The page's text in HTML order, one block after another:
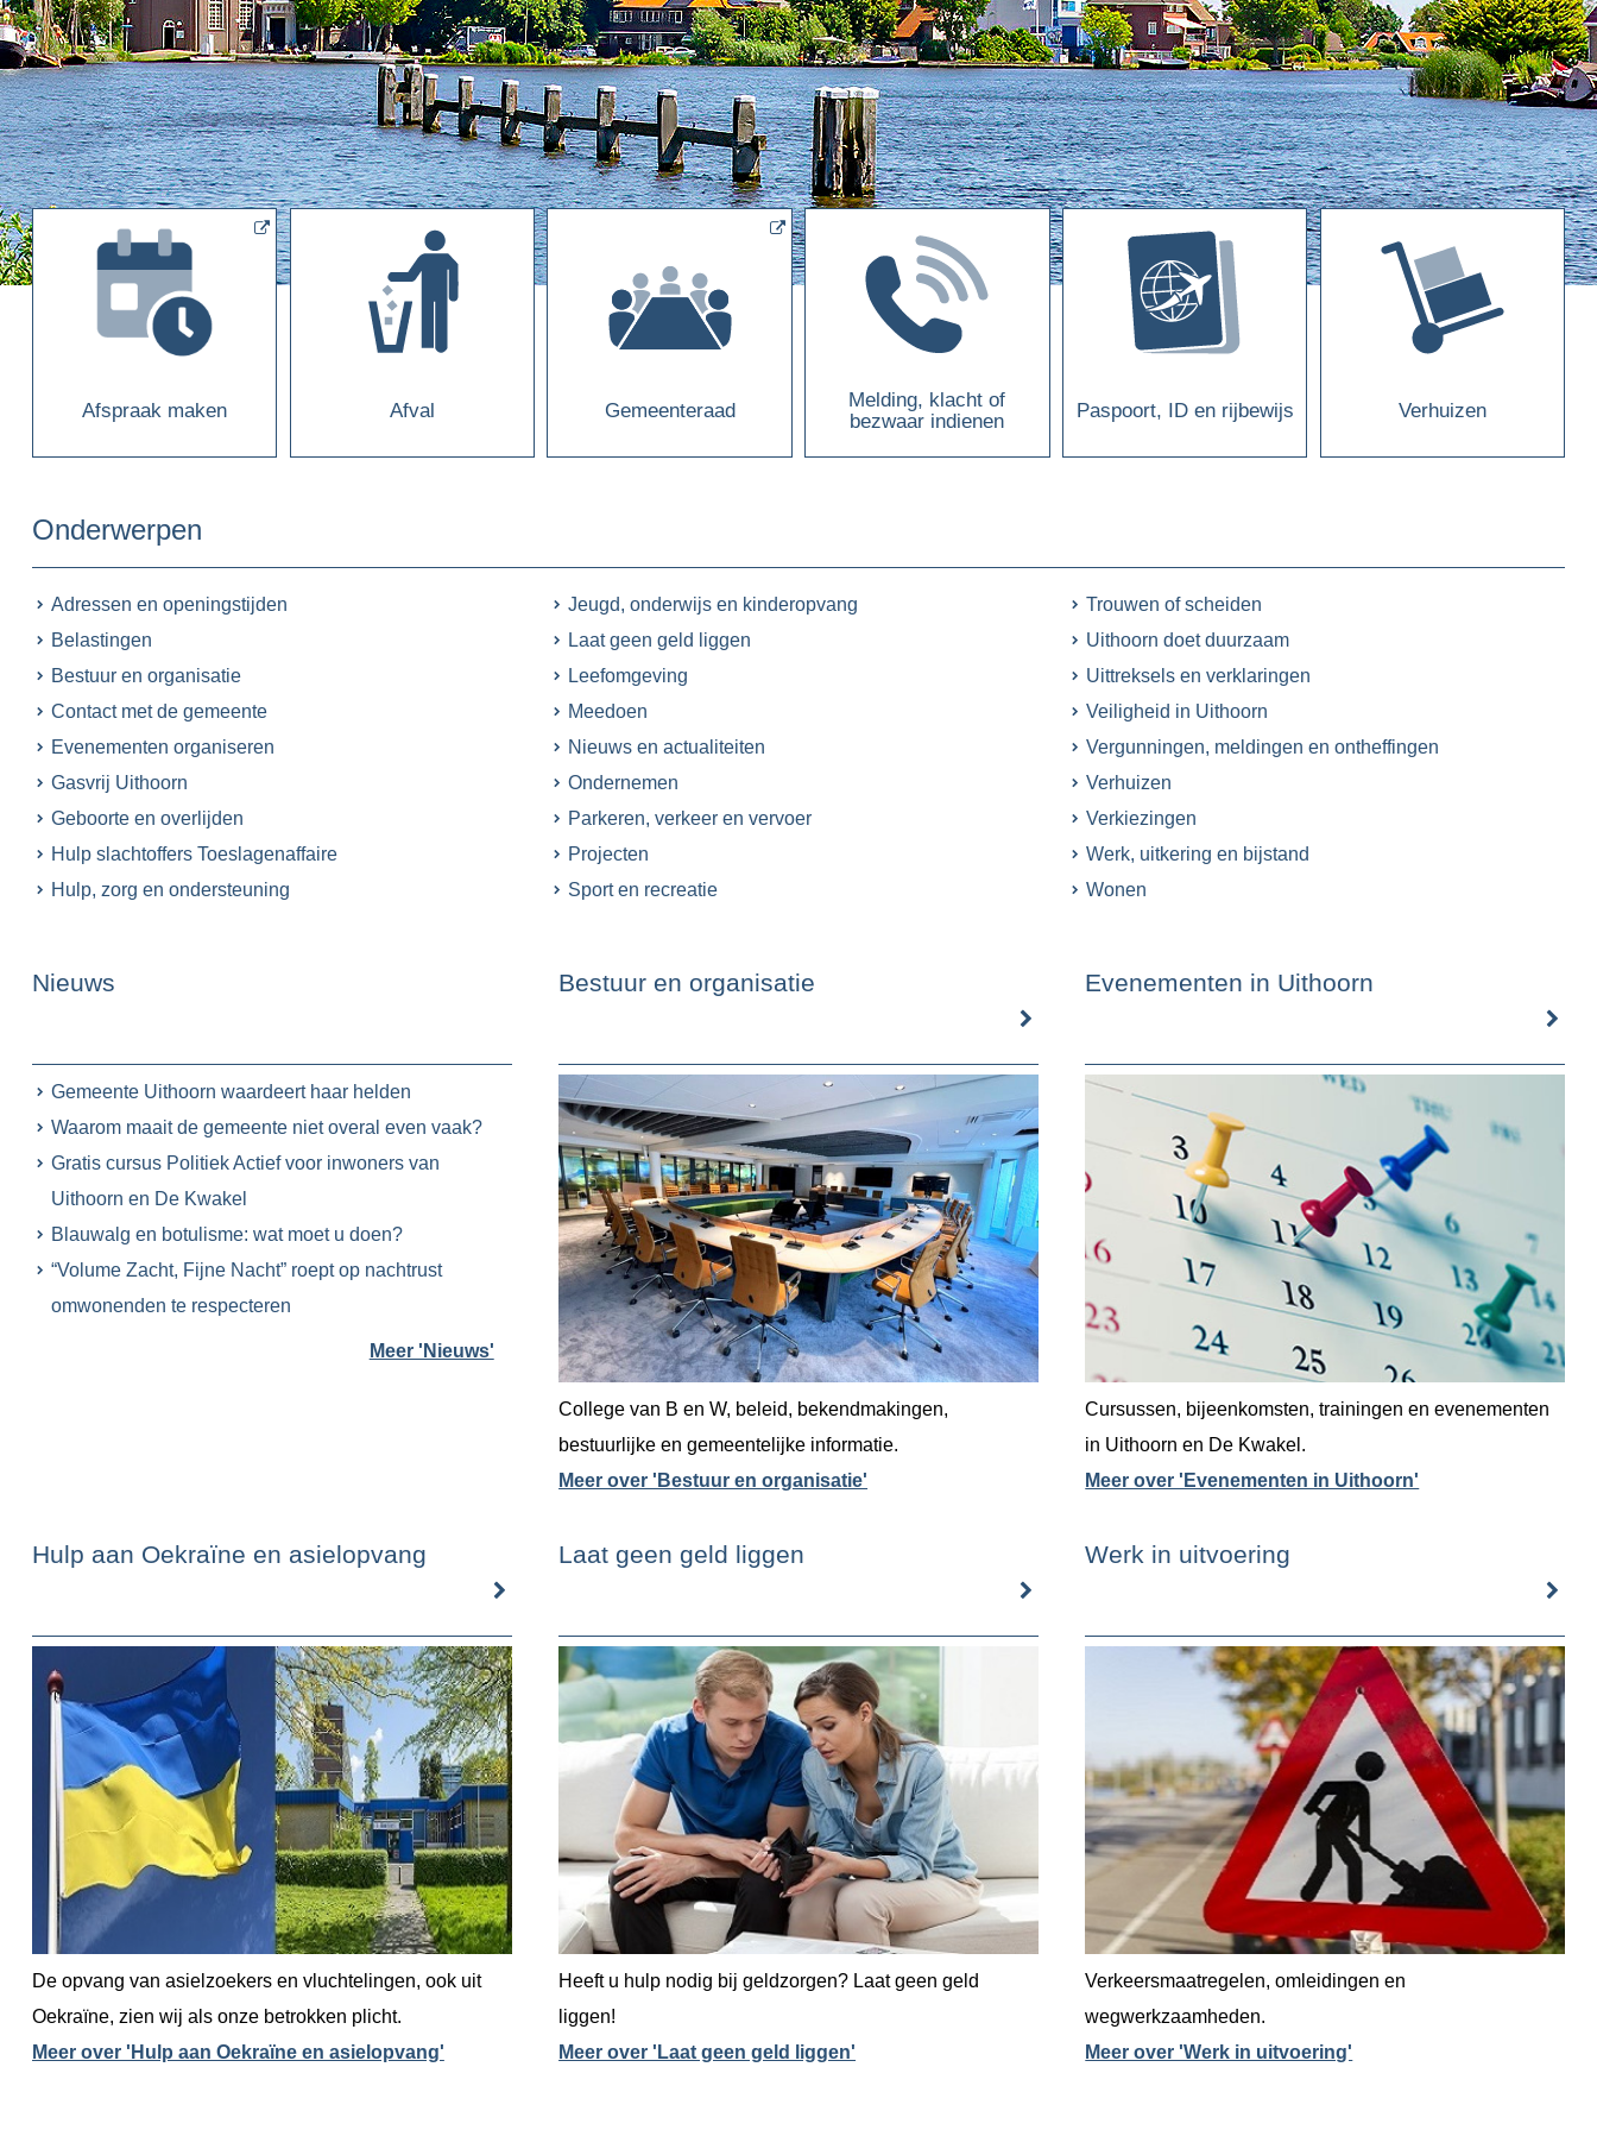
Afspraak maken Afval Gemeenteraad
Melding, klacht of
bezwaar indienen
Paspoort, ID en rijbewijs Verhuizen
Onderwerpen
Adressen en openingstijden
Belastingen
Bestuur en organisatie
Contact met de gemeente
Evenementen organiseren
Gasvrij Uithoorn
Geboorte en overlijden
Hulp slachtoffers Toeslagenaffaire
Hulp, zorg en ondersteuning
Jeugd, onderwijs en kinderopvang
Laat geen geld liggen
Leefomgeving
Meedoen
Nieuws en actualiteiten
Ondernemen
Parkeren, verkeer en vervoer
Projecten
Sport en recreatie
Trouwen of scheiden
Uithoorn doet duurzaam
Uittreksels en verklaringen
Veiligheid in Uithoorn
Vergunningen, meldingen en ontheffingen
Verhuizen
Verkiezingen
Werk, uitkering en bijstand
Wonen
Nieuws
Gemeente Uithoorn waardeert haar helden
Waarom maait de gemeente niet overal even vaak?
Gratis cursus Politiek Actief voor inwoners van
Uithoorn en De Kwakel
Blauwalg en botulisme: wat moet u doen?
“Volume Zacht, Fijne Nacht” roept op nachtrust
omwonenden te respecteren
Meer 'Nieuws'
Bestuur en organisatie
College van B en W, beleid, bekendmakingen,
bestuurlijke en gemeentelijke informatie.
Meer over 'Bestuur en organisatie'
Evenementen in Uithoorn
Cursussen, bijeenkomsten, trainingen en evenementen
in Uithoorn en De Kwakel.
Meer over 'Evenementen in Uithoorn'
Hulp aan Oekraïne en asielopvang
De opvang van asielzoekers en vluchtelingen, ook uit
Oekraïne, zien wij als onze betrokken plicht.
Meer over 'Hulp aan Oekraïne en asielopvang'
Laat geen geld liggen
Heeft u hulp nodig bij geldzorgen? Laat geen geld
liggen!
Meer over 'Laat geen geld liggen'
Werk in uitvoering
Verkeersmaatregelen, omleidingen en
wegwerkzaamheden.
Meer over 'Werk in uitvoering'